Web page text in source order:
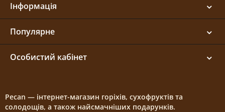
Інформація
Популярне
Особистий кабінет
Pecan — інтернет-магазин горіхів, сухофруктів та
солодощів, а також найсмачніших подарунків.